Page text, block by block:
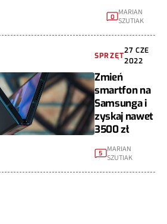
0
MARIAN
SZUTIAK
SPRZĘT
27 CZE
2022
Zmień
smartfon na
Samsunga i
zyskaj nawet
3500 zł
5 MARIAN
SZUTIAK